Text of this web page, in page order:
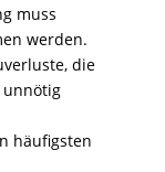
muss
werden.
die
unnötig
häufigsten